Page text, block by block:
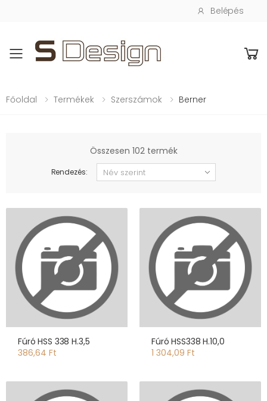
Belépés
Toggle mobile menu
Főoldal Termékek Szerszámok Berner
Összesen 102 termék
Rendezés:
Fúró HSS 338 H.3,5
386,64 Ft
Fúró HSS338 H.10,0
1 304,09 Ft